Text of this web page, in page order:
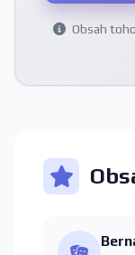
Obsah